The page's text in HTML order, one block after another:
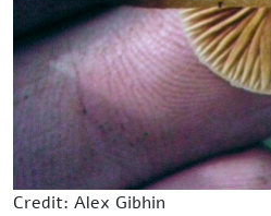
Credit: Alex Gibhin